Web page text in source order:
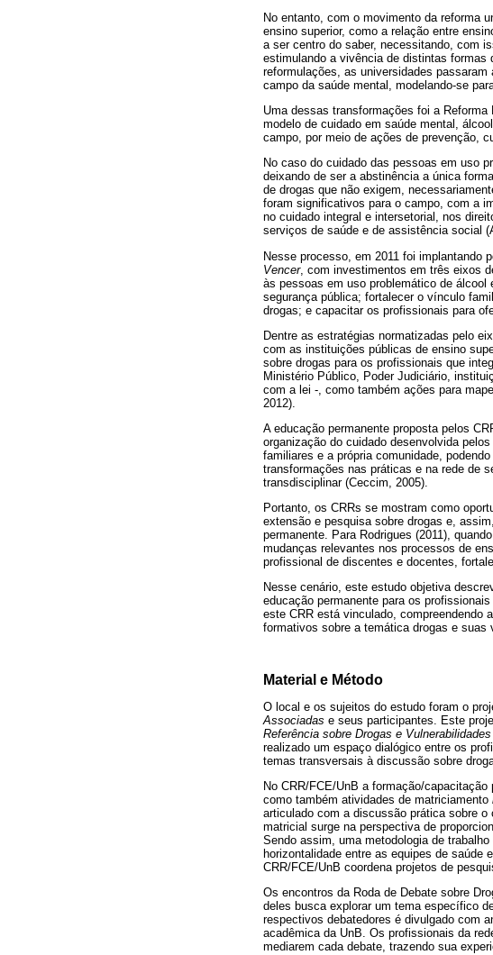
No entanto, com o movimento da reforma
ensino superior, como a relação entre
a ser centro do saber, necessitando, com
estimulando a vivência de distintas formas
reformulações, as universidades
campo da saúde mental, modelando-se
Uma dessas transformações foi a
modelo de cuidado em saúde mental,
campo, por meio de ações de prevenção,
No caso do cuidado das pessoas em uso
deixando de ser a abstinência a única
de drogas que não exigem,
foram significativos para o campo, com a
no cuidado integral e intersetorial, nos
serviços de saúde e de assistência social
Nesse processo, em 2011 foi implantando
Vencer, com investimentos em três eixos
às pessoas em uso problemático de
segurança pública; fortalecer o vínculo
drogas; e capacitar os profissionais para
Dentre as estratégias normatizadas pelo
com as instituições públicas de ensino
sobre drogas para os profissionais que
Ministério Público, Poder Judiciário,
com a lei -, como também ações para
2012).
A educação permanente proposta pelos
organização do cuidado desenvolvida
familiares e a própria comunidade,
transformações nas práticas e na rede de
transdisciplinar (Ceccim, 2005).
Portanto, os CRRs se mostram como
extensão e pesquisa sobre drogas e,
permanente. Para Rodrigues (2011),
mudanças relevantes nos processos de
profissional de discentes e docentes,
Nesse cenário, este estudo objetiva
educação permanente para os
este CRR está vinculado, compreendendo
formativos sobre a temática drogas e suas
Material e Método
O local e os sujeitos do estudo foram o
Associadas e seus participantes. Este
Referência sobre Drogas e
realizado um espaço dialógico entre os
temas transversais à discussão sobre
No CRR/FCE/UnB a formação/
como também atividades de matriciamento
articulado com a discussão prática sobre
matricial surge na perspectiva de
Sendo assim, uma metodologia de
horizontalidade entre as equipes de
CRR/FCE/UnB coordena projetos de
Os encontros da Roda de Debate sobre
deles busca explorar um tema específico
respectivos debatedores é divulgado com
acadêmica da UnB. Os profissionais da
mediarem cada debate, trazendo sua